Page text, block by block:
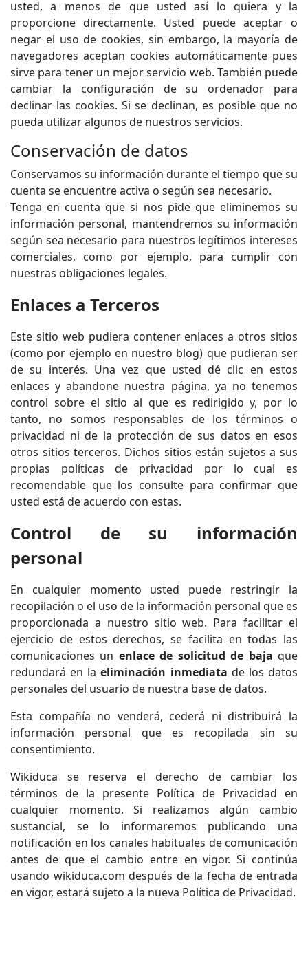
usted, a menos de que usted así lo quiera y la
proporcione directamente. Usted puede aceptar o
negar el uso de cookies, sin embargo, la mayoría de
navegadores aceptan cookies automáticamente pues
sirve para tener un mejor servicio web. También puede
cambiar la configuración de su ordenador para
declinar las cookies. Si se declinan, es posible que no
pueda utilizar algunos de nuestros servicios.
Conservación de datos
Conservamos su información durante el tiempo que su
cuenta se encuentre activa o según sea necesario.
Tenga en cuenta que si nos pide que eliminemos su
información personal, mantendremos su información
según sea necesario para nuestros legítimos intereses
comerciales, como por ejemplo, para cumplir con
nuestras obligaciones legales.
Enlaces a Terceros
Este sitio web pudiera contener enlaces a otros sitios
(como por ejemplo en nuestro blog) que pudieran ser
de su interés. Una vez que usted dé clic en estos
enlaces y abandone nuestra página, ya no tenemos
control sobre el sitio al que es redirigido y, por lo
tanto, no somos responsables de los términos o
privacidad ni de la protección de sus datos en esos
otros sitios terceros. Dichos sitios están sujetos a sus
propias políticas de privacidad por lo cual es
recomendable que los consulte para confirmar que
usted está de acuerdo con estas.
Control de su información
personal
En cualquier momento usted puede restringir la
recopilación o el uso de la información personal que es
proporcionada a nuestro sitio web. Para facilitar el
ejercicio de estos derechos, se facilita en todas las
comunicaciones un enlace de solicitud de baja que
redundará en laeliminación inmediata de los datos
personales del usuario de nuestra base de datos.
Esta compañía no venderá, cederá ni distribuirá la
información personal que es recopilada sin su
consentimiento.
Wikiduca se reserva el derecho de cambiar los
términos de la presente Política de Privacidad en
cualquier momento. Si realizamos algún cambio
sustancial, se lo informaremos publicando una
notificación en los canales habituales de comunicación
antes de que el cambio entre en vigor. Si continúa
usando wikiduca.com después de la fecha de entrada
en vigor, estará sujeto a la nueva Política de Privacidad.